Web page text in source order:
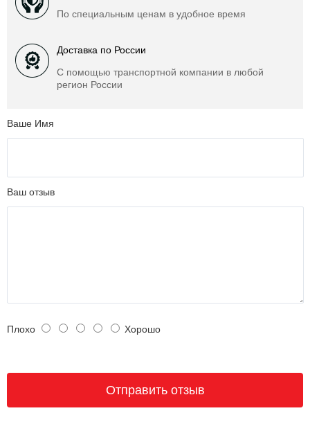
По специальным ценам в удобное время
Доставка по России
С помощью транспортной компании в любой
регион России
Ваше Имя
Ваш отзыв
Плохо Хорошо